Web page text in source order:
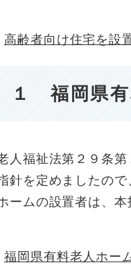
高齢者向け住宅を設
１ 福岡県有
人福祉法第２９条第
針を定めましたの
ームの設置者は、
福岡県有料老人ホー